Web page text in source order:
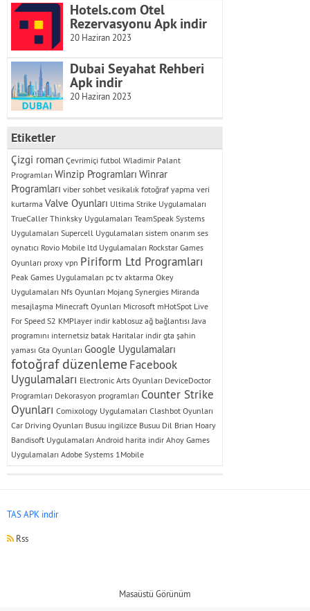
Hotels.com Otel
Rezervasyonu Apk indir
20 Haziran 2023
Dubai Seyahat Rehberi
Apk indir
20 Haziran 2023
Etiketler
Çizgi roman Çevrimiçi futbol Wladimir Palant
Programları Winzip Programları Winrar
Programları viber sohbet vesikalık fotoğraf yapma veri
kurtarma Valve Oyunları Ultima Strike Uygulamaları
TrueCaller Thinksky Uygulamaları TeamSpeak Systems
Uygulamaları Supercell Uygulamaları sistem onarım ses
oynatıcı Rovio Mobile ltd Uygulamaları Rockstar Games
Oyunları proxy vpn Piriform Ltd Programları
Peak Games Uygulamaları pc tv aktarma Okey
Uygulamaları Nfs Oyunları Mojang Synergies Miranda
mesajlaşma Minecraft Oyunları Microsoft mHotSpot Live
For Speed S2 KMPlayer indir kablosuz ağ bağlantısı Java
programını internetsiz batak Haritalar indir gta şahin
yaması Gta Oyunları Google Uygulamaları
fotoğraf düzenlemeFacebook
Uygulamaları Electronic Arts Oyunları DeviceDoctor
Programları Dekorasyon programları Counter Strike
Oyunları Comixology Uygulamaları Clashbot Oyunları
Car Driving Oyunları Busuu ingilizce Busuu Dil Brian Hoary
Bandisoft Uygulamaları Android harita indir Ahoy Games
Uygulamaları Adobe Systems 1Mobile
TAS APK indir
Rss
Masaüstü Görünüm